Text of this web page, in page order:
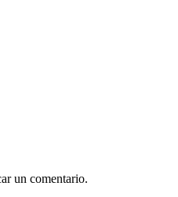
un comentario.